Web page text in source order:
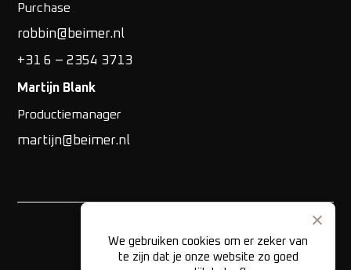
Purchase
robbin@beimer.nl
+31 6 – 2354 3713
Martijn Blank
Productiemanager
martijn@beimer.nl
We gebruiken cookies om er zeker van
te zijn dat je onze website zo goed